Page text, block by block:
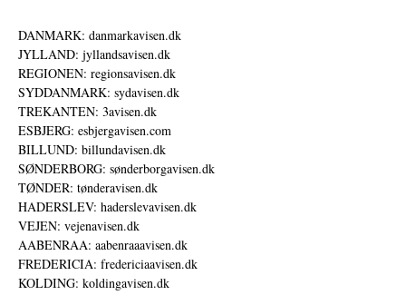
DANMARK: danmarkavisen.dk
JYLLAND: jyllandsavisen.dk
REGIONEN: regionsavisen.dk
SYDDANMARK: sydavisen.dk
TREKANTEN: 3avisen.dk
ESBJERG: esbjergavisen.com
BILLUND: billundavisen.dk
SØNDERBORG: sønderborgavisen.dk
TØNDER: tønderavisen.dk
HADERSLEV: haderslevavisen.dk
VEJEN: vejenavisen.dk
AABENRAA: aabenraaavisen.dk
FREDERICIA: fredericiaavisen.dk
KOLDING: koldingavisen.dk